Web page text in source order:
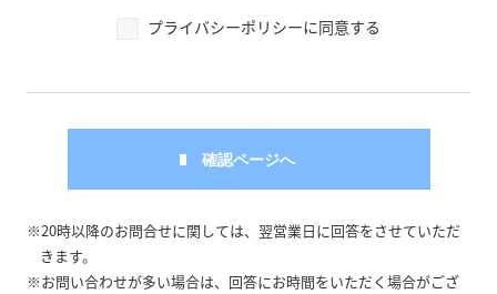
プライバシーポリシーに同意する
※20時以降のお問合せに関しては、翌営業日に回答をさせていただ
きます。
※お問い合わせが多い場合は、回答にお時間をいただく場合がござ